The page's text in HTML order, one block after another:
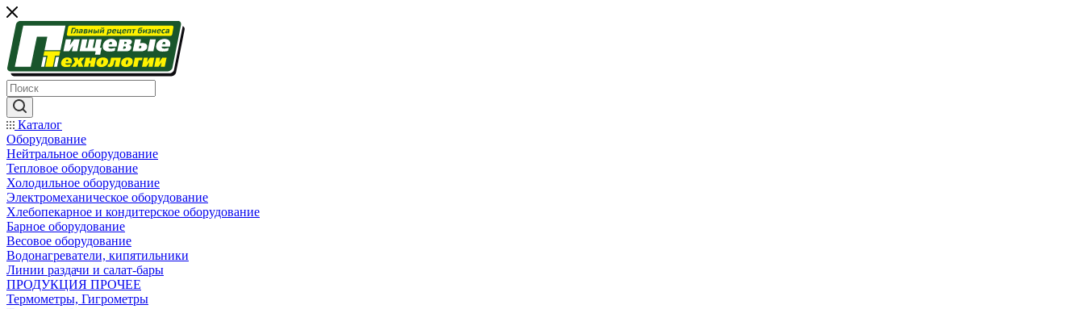
Каталог
Оборудование
Нейтральное оборудование
Тепловое оборудование
Холодильное оборудование
Электромеханическое оборудование
Хлебопекарное и кондитерское оборудование
Барное оборудование
Весовое оборудование
Водонагреватели, кипятильники
Линии раздачи и салат-бары
ПРОДУКЦИЯ ПРОЧЕЕ
Термометры, Гигрометры